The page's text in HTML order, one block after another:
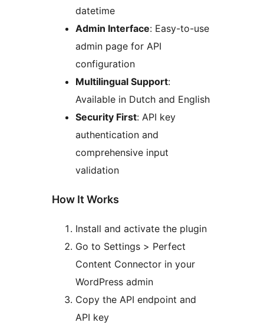
datetime
Admin Interface: Easy-to-use
admin page for API
configuration
Multilingual Support:
Available in Dutch and English
Security First: API key
authentication and
comprehensive input
validation
How It Works
Install and activate the plugin
Go to Settings > Perfect
Content Connector in your
WordPress admin
Copy the API endpoint and
API key